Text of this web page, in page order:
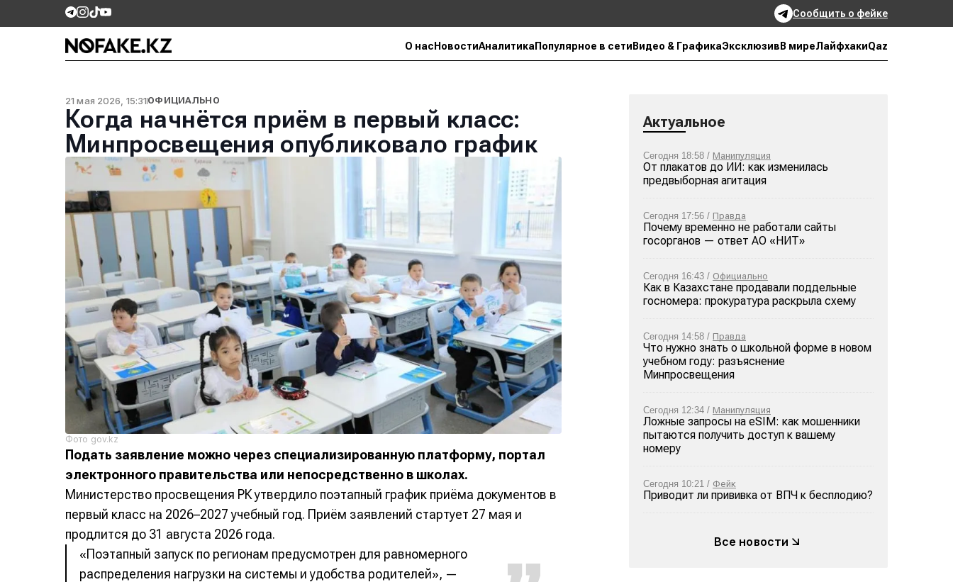
Сообщить о фейке
О нас НовостиАналитика Популярное в сети Видео & ГрафикаЭксклюзив В миреЛайфхакиQaz
21 мая 2026, 15:31ОФИЦИАЛЬНО
Когда начнётся приём в первый класс:
Минпросвещения опубликовало график
Фото gov.kz
Подать заявление можно через специализированную платформу, портал
электронного правительства или непосредственно в школах.
Министерство просвещения РК утвердило поэтапный график приёма документов в
первый класс на 2026–2027 учебный год. Приём заявлений стартует 27 мая и
продлится до 31 августа 2026 года.
«Поэтапный запуск по регионам предусмотрен для равномерного
распределения нагрузки на системы и удобства родителей», —
Актуальное
Сегодня 18:58 / Манипуляция
От плакатов до ИИ: как изменилась
предвыборная агитация
Сегодня 17:56 / Правда
Почему временно не работали сайты
госорганов — ответ АО «НИТ»
Сегодня 16:43 / Официально
Как в Казахстане продавали поддельные
госномера: прокуратура раскрыла схему
Сегодня 14:58 / Правда
Что нужно знать о школьной форме в новом
учебном году: разъяснение
Минпросвещения
Сегодня 12:34 / Манипуляция
Ложные запросы на eSIM: как мошенники
пытаются получить доступ к вашему
номеру
Сегодня 10:21 / Фейк
Приводит ли прививка от ВПЧ к бесплодию?
Все новости